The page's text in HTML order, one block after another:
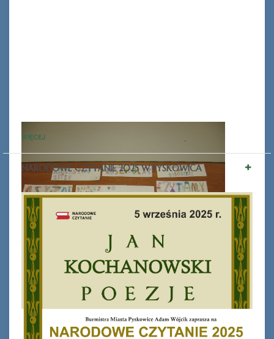
Ferie_2017_ODD_1.JPG
WIĘCEJ
NARODOWE CZYTANIE 2025 W PYSKOWICA